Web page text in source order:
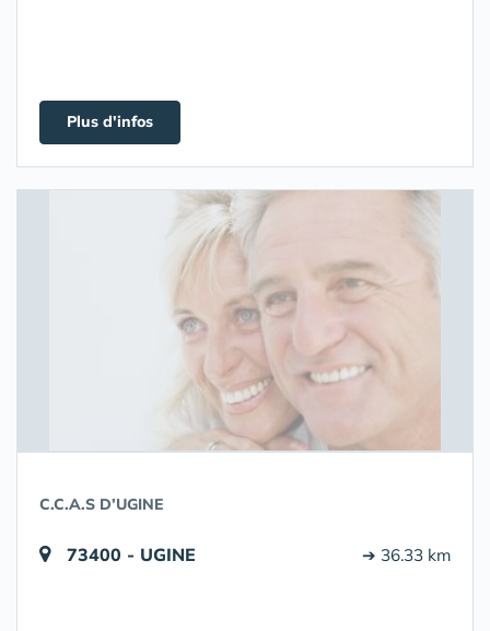
Plus d'infos
C.C.A.S D’UGINE
73400 - UGINE ➔ 36.33 km